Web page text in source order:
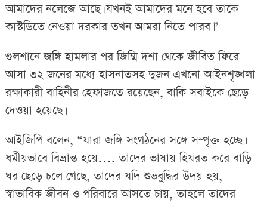
আমাদের নলেজে আছে। যখনই আমাদের মনে হবে তাকে
কাস্টডিতে নেওয়া দরকার তখন আমরা নিতে পারব।”
গুলশানে জঙ্গি হামলার পর জিম্মি দশা থেকে জীবিত ফিরে
আসা ৩২ জনের মধ্যে হাসনাতসহ দুজন এখনো আইনশৃঙ্খলা
রক্ষাকারী বাহিনীর হেফাজতে রয়েছেন, বাকি সবাইকে ছেড়ে
দেওয়া হয়েছে।
আইজিপি বলেন, “যারা জঙ্গি সংগঠনের সঙ্গে সম্পৃক্ত হচ্ছে।
ধর্মীয়ভাবে বিভ্রান্ত হয়ে…. তাদের ভাষায় হিযরত করে বাড়ি-
ঘর ছেড়ে চলে গেছে, তাদের যদি শুভবুদ্ধির উদয় হয়,
স্বাভাবিক জীবন ও পরিবারে আসতে চায়, তাহলে তাদের